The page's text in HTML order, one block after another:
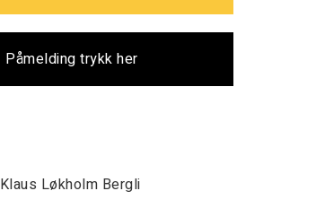
Påmelding trykk her
Klaus Løkholm Bergli